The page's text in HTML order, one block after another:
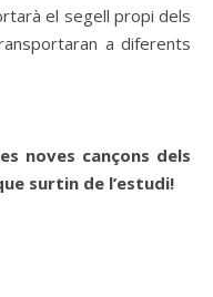
el segell propi dels
a diferents
noves cançons dels
surtin de l’estudi!